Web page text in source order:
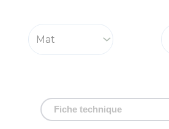
Fiche technique